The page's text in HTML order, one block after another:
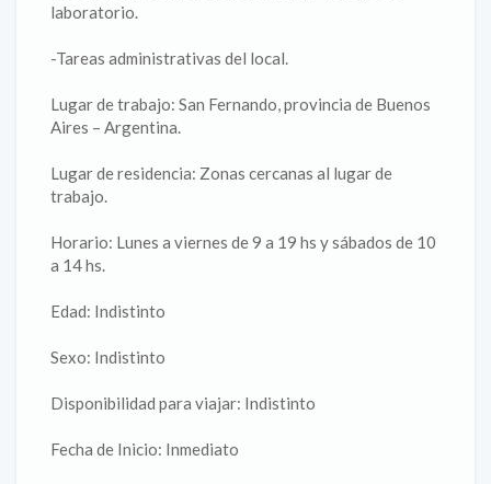
laboratorio.
-Tareas administrativas del local.
Lugar de trabajo: San Fernando, provincia de Buenos
Aires – Argentina.
Lugar de residencia: Zonas cercanas al lugar de
trabajo.
Horario: Lunes a viernes de 9 a 19 hs y sábados de 10
a 14 hs.
Edad: Indistinto
Sexo: Indistinto
Disponibilidad para viajar: Indistinto
Fecha de Inicio: Inmediato